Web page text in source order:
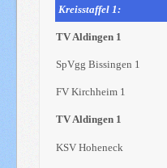
Kreisstaffel 1:
TV Aldingen 1
SpVgg Bissingen 1
FV Kirchheim 1
TV Aldingen 1
KSV Hoheneck